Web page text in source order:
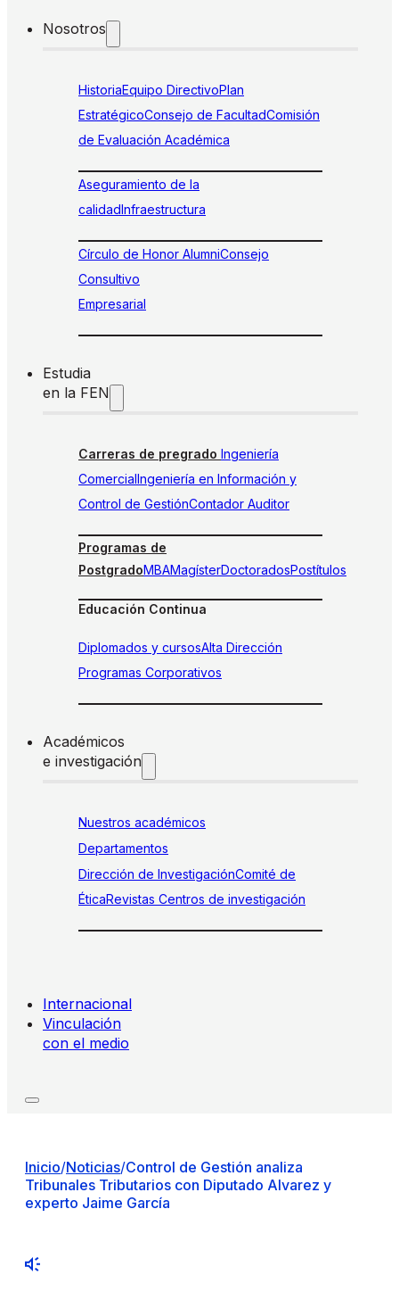
Nosotros
HistoriaEquipo DirectivoPlan
EstratégicoConsejo de FacultadComisión
de Evaluación Académica
Aseguramiento de la
calidadInfraestructura
Círculo de Honor AlumniConsejo
Consultivo
Empresarial
Estudia
en la FEN
Carreras de pregrado Ingeniería
ComercialIngeniería en Información y
Control de GestiónContador Auditor
Programas de
PostgradoMBAMagísterDoctoradosPostítulos
Educación Continua
Diplomados y cursosAlta Dirección
Programas Corporativos
Académicos
e investigación
Nuestros académicos
Departamentos
Dirección de InvestigaciónComité de
ÉticaRevistas Centros de investigación
Internacional
Vinculación
con el medio
Inicio/Noticias/Control de Gestión analiza
Tribunales Tributarios con Diputado Alvarez y
experto Jaime García